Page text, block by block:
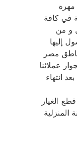
مهرة
في كافة
و من
إليها
مصر
عملائنا
انتهاء
الغيار
المنزلية